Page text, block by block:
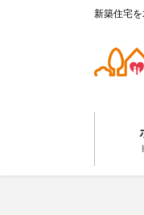
新築住宅